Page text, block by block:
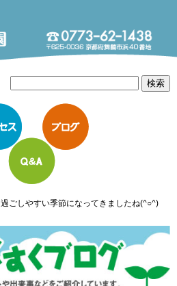
過ごしやすい季節になってきましたね(^○^)